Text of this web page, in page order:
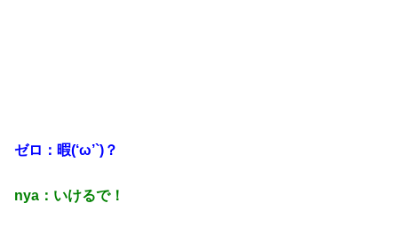
ゼロ：暇(‘ω’`)？
nya：いけるで！